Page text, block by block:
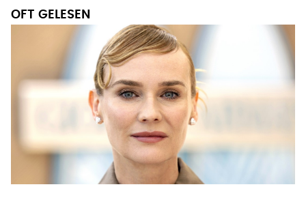
OFT GELESEN